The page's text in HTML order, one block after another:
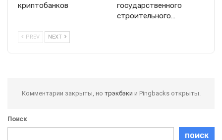
криптобанков
государственного
строительного…
PREV NEXT
Комментарии закрыты, но трэкбэки и Pingbacks открыты.
Поиск
ПОИСК